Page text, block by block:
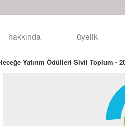
hakkında üyelik
Yatırım Ödülleri Sivil Toplum -